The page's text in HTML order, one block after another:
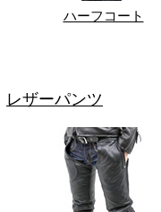
ハーフコート
レザーパンツ